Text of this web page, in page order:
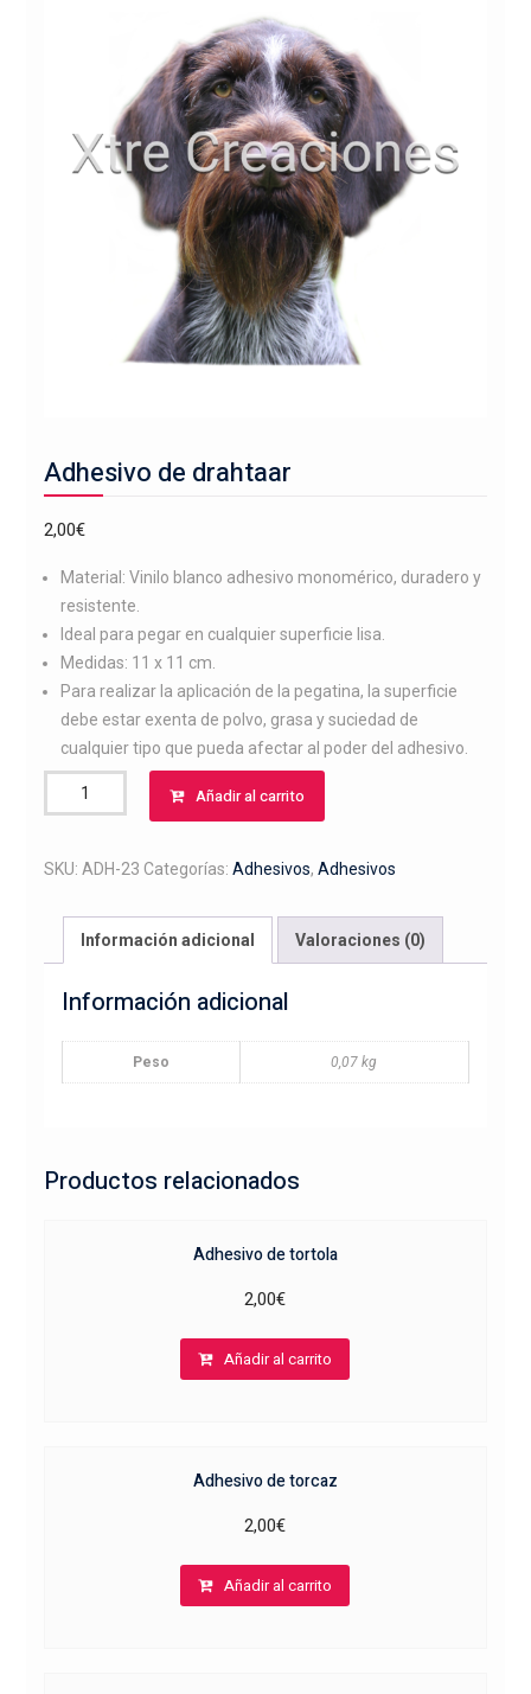
Adhesivo de drahtaar
2,00€
Material: Vinilo blanco adhesivo monomérico, duradero y
resistente.
Ideal para pegar en cualquier superficie lisa.
Medidas: 11 x 11 cm.
Para realizar la aplicación de la pegatina, la superficie
debe estar exenta de polvo, grasa y suciedad de
cualquier tipo que pueda afectar al poder del adhesivo.
Adhesivo
de
cantidad
Añadir al carrito
SKU: ADH-23 Categorías: Adhesivos, Adhesivos
Información adicional Valoraciones (0)
Información adicional
Peso 0,07 kg
Productos relacionados
Adhesivo de tortola
2,00€
Añadir al carrito
Adhesivo de torcaz
2,00€
Añadir al carrito